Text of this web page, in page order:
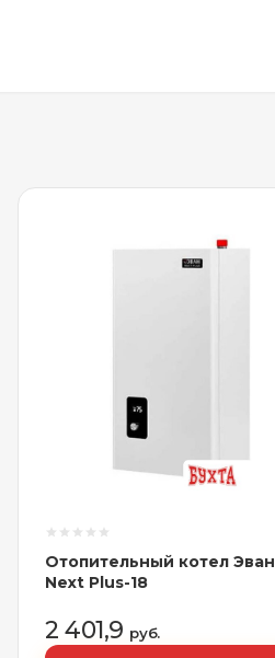
Отопительный котел Эван
Next Plus-18
2 401,9 руб.